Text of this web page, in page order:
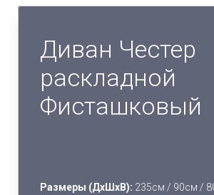
Диван Честер
раскладной
Фисташковый
Размеры (ДхШхВ): 235см / 90см /